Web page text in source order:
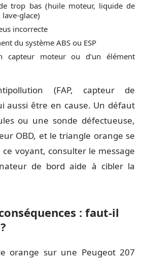
trop bas (huile moteur, liquide de
glace)
incorrecte
du système ABS ou ESP
capteur moteur ou d’un élément
(FAP, capteur de
aussi être en cause. Un défaut
ou une sonde défectueuse,
OBD, et le triangle orange se
ce voyant, consulter le message
de bord aide à cibler la
: faut-il
orange sur une Peugeot 207